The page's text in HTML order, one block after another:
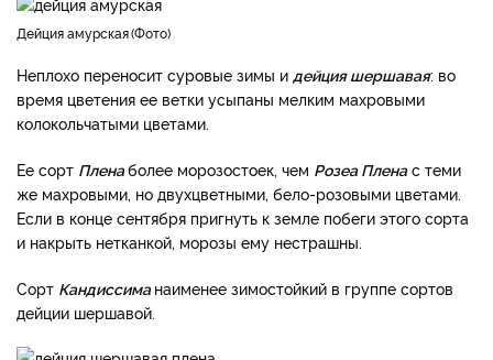
дейция амурская Фото
Неплохо переносит суровые зимы и дейция шершавая: во
время цветения ее ветки усыпаны мелким махровыми
колокольчатыми цветами.
Ее сорт Пленаболее морозостоек, чем Розеа Пленас теми
же махровыми, но двухцветными, бело-розовыми цветами.
Если в конце сентября пригнуть к земле побеги этого сорта
и накрыть нетканкой, морозы ему нестрашны.
Сорт Кандиссиманаименее зимостойкий в группе сортов
дейции шершавой.